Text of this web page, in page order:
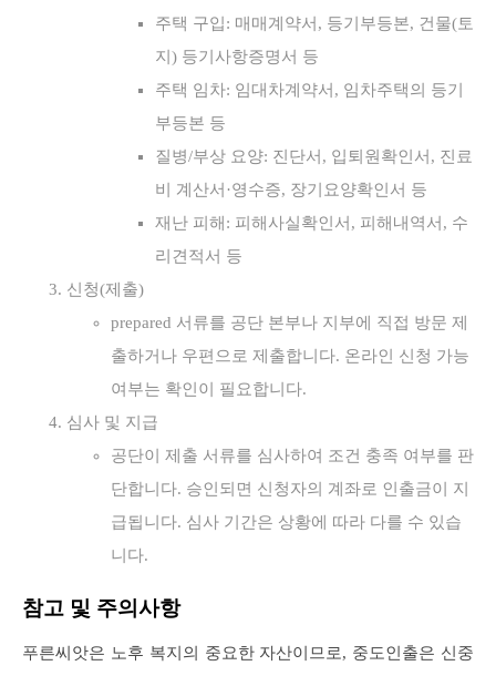
주택 구입: 매매계약서, 등기부등본, 건물(토
지) 등기사항증명서 등
주택 임차: 임대차계약서, 임차주택의 등기
부등본 등
질병/부상 요양: 진단서, 입퇴원확인서, 진료
비 계산서·영수증, 장기요양확인서 등
재난 피해: 피해사실확인서, 피해내역서, 수
리견적서 등
신청(제출)
prepared 서류를 공단 본부나 지부에 직접 방문 제
출하거나 우편으로 제출합니다. 온라인 신청 가능
여부는 확인이 필요합니다.
심사 및 지급
공단이 제출 서류를 심사하여 조건 충족 여부를 판
단합니다. 승인되면 신청자의 계좌로 인출금이 지
급됩니다. 심사 기간은 상황에 따라 다를 수 있습
니다.
참고 및 주의사항
푸른씨앗은 노후 복지의 중요한 자산이므로, 중도인출은 신중